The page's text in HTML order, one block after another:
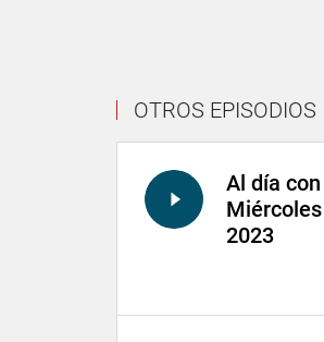
OTROS EPISODIOS
Al día
2023